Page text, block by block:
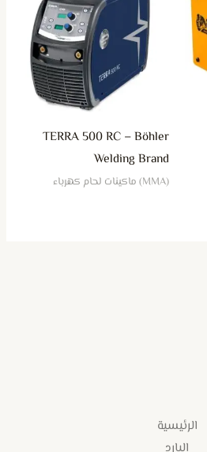
TERRA 500 RC – Böhler
Welding Brand
(MMA) ماكينات لحام كهرباء
الرئيسية
اليارد